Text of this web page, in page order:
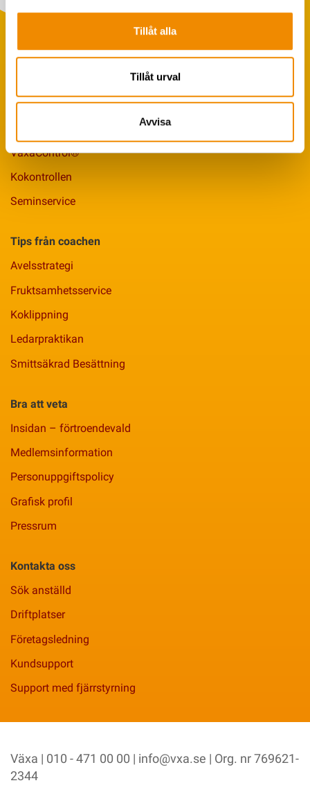
Tillåt alla
Tillåt urval
Avvisa
Foderstatistik
VäxaControl®
Kokontrollen
Seminservice
Tips från coachen
Avelsstrategi
Fruktsamhetsservice
Koklippning
Ledarpraktikan
Smittsäkrad Besättning
Bra att veta
Insidan – förtroendevald
Medlemsinformation
Personuppgiftspolicy
Grafisk profil
Pressrum
Kontakta oss
Sök anställd
Driftplatser
Företagsledning
Kundsupport
Support med fjärrstyrning
Växa | 010 - 471 00 00 | info@vxa.se | Org. nr 769621-
2344